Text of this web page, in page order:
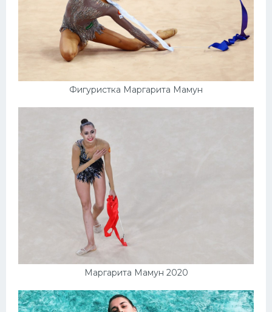
Фигуристка Маргарита Мамун
Маргарита Мамун 2020